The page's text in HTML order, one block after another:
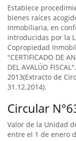
Establece
bienes raíces
Inmobiliaria, en
introducidas por la
Copropiedad
"CERTIFICADO DE
DEL AVALÚO
2013(Extracto de
31.12.2014).
Circular
Valor de la Unidad
entre el 1 de enero